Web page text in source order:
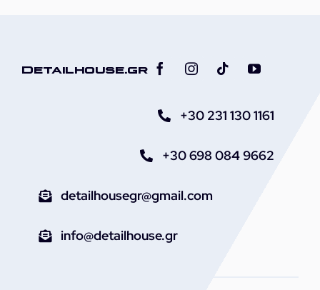
Detailhouse.gr
+30 231 130 1161
+30 698 084 9662
detailhousegr@gmail.com
info@detailhouse.gr